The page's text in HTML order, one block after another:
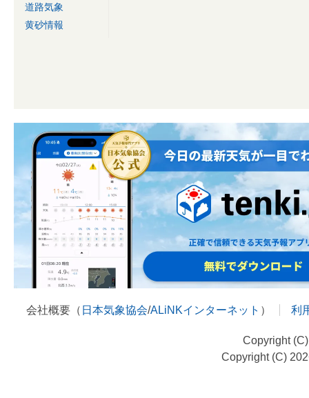
道路気象
黄砂情報
会社概要（ 日本気象協会/ALiNKインターネット ） 利
Copyright
Copyright (C)